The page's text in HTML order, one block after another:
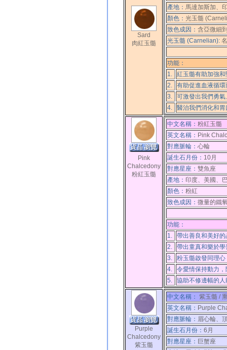
Sard
肉紅玉髓
產地： 馬達加斯加、
顏色： 光玉髓
致色成因： 含亞微細
光玉髓 (Carnelian):
功能：
1.
紅玉髓有助加強
2.
有助促進血液循
3.
可激發出我們勇
4.
醫治我們消化和
Pink
Chalcedony
粉紅玉髓
中文名稱： 粉紅玉髓
英文名稱： Pink
對應脈輪： 心輪
誕生石月份： 10月
對應星座： 雙魚座
產地： 印度、美國、
顏色： 粉紅
致色成因： 微量的鐵
功能：
1.
帶出善良和美好的
2.
帶出童真和樂於
3.
粉玉髓啟發同理
4.
令愛情保持動力
5.
協助不修邊幅的
Purple
Chalcedony
紫玉髓
中文名稱： 紫玉髓 /
英文名稱： Purple
對應脈輪： 眉心輪、
誕生石月份： 6月
對應星座： 巨蟹座